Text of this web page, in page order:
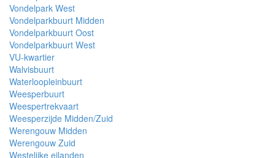
Vondelpark West
Vondelparkbuurt Midden
Vondelparkbuurt Oost
Vondelparkbuurt West
VU-kwartier
Walvisbuurt
Waterloopleinbuurt
Weesperbuurt
Weespertrekvaart
Weesperzijde Midden/Zuid
Werengouw Midden
Werengouw Zuid
Westelijke eilanden